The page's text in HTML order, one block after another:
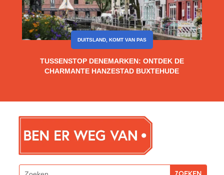
TUSSENSTOP DENEMARKEN: ONTDEK DE
CHARMANTE HANZESTAD BUXTEHUDE
DUITSLAND, KOMT VAN PAS